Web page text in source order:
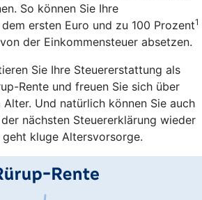
So können Sie Ihre
ersten Euro und zu 100 Prozent1
der Einkommensteuer absetzen.
Sie Ihre Steuererstattung als
Rente und freuen Sie sich über
Alter. Und natürlich können Sie auch
nächsten Steuererklärung wieder
kluge Altersvorsorge.